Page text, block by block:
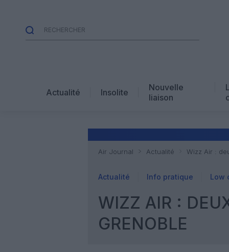
Actualité Insolite
Nouvelle
liaison
Air Journal Actualité Wizz Air :
Actualité Info pratique Low
WIZZ AIR :
GRENOBLE